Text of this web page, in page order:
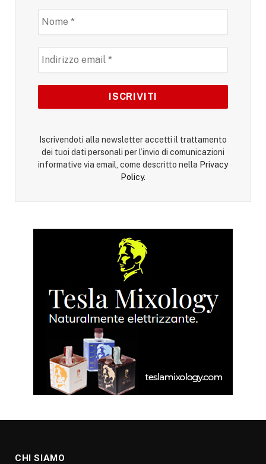
Iscrivendoti alla newsletter accetti il trattamento
dei tuoi dati personali per l’invio di comunicazioni
informative via email, come descritto nella Privacy
Policy.
CHI SIAMO